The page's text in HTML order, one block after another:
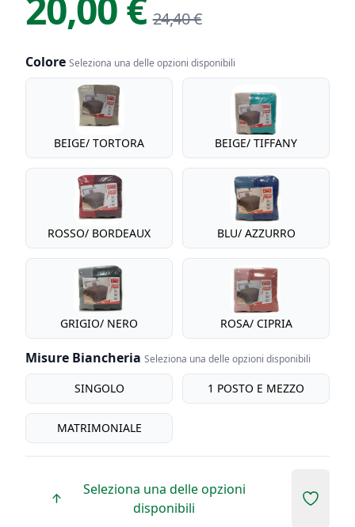
24,40 €
Colore Seleziona una delle opzioni disponibili
Colore
BEIGE/ TORTORA BEIGE/ TIFFANY
ROSSO/ BORDEAUX BLU/ AZZURRO
GRIGIO/ NERO ROSA/ CIPRIA
Misure Biancheria Seleziona una delle opzioni disponibili
misure biancheria
SINGOLO 1 POSTO E MEZZO
MATRIMONIALE
Seleziona una delle opzioni
disponibili
Add to